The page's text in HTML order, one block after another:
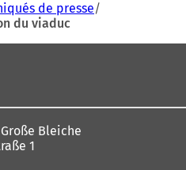
de presse
du viaduc
Bleiche
1